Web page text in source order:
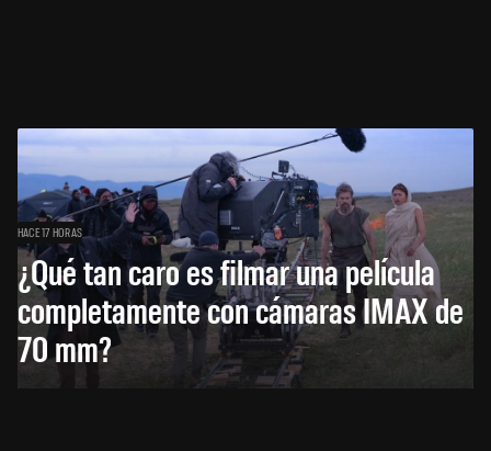
HACE 17 HORAS
¿Qué tan caro es filmar una película
completamente con cámaras IMAX de
70 mm?